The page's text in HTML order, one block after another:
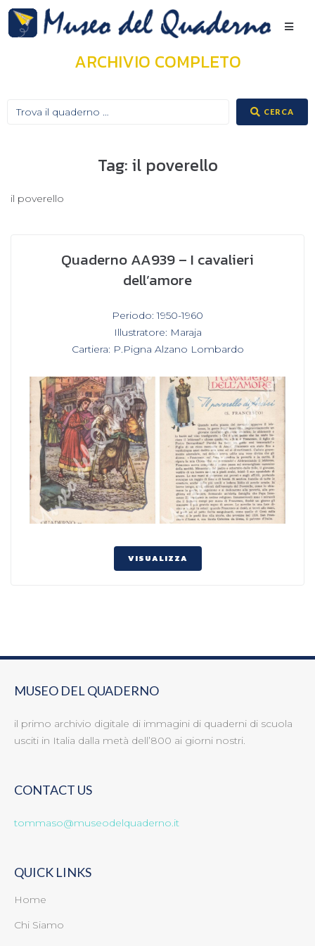
ARCHIVIO COMPLETO
CERCA
Tag: il poverello
il poverello
Quaderno AA939 – I cavalieri
dell’amore
Periodo: 1950-1960
Illustratore: Maraja
Cartiera: P.Pigna Alzano Lombardo
VISUALIZZA
MUSEO DEL QUADERNO
il primo archivio digitale di immagini di quaderni di scuola
usciti in Italia dalla metà dell’800 ai giorni nostri.
CONTACT US
tommaso@museodelquaderno.it
QUICK LINKS
Home
Chi Siamo